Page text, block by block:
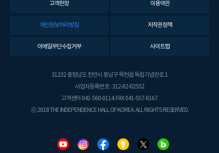
고객헌장 이용약관
개인정보처리방침 저작권정책
이메일무단수집거부 사이트맵
31232 충청남도 천안시 동남구 목천읍 독립기념관로 1
사업자등록번호 : 312-82-02552
고객센터 041-560-0114. FAX 041-557-8167.
ⓒ 2018 THE INDEPENDENCE HALL OF KOREA. ALL RIGHTS RESERVED.